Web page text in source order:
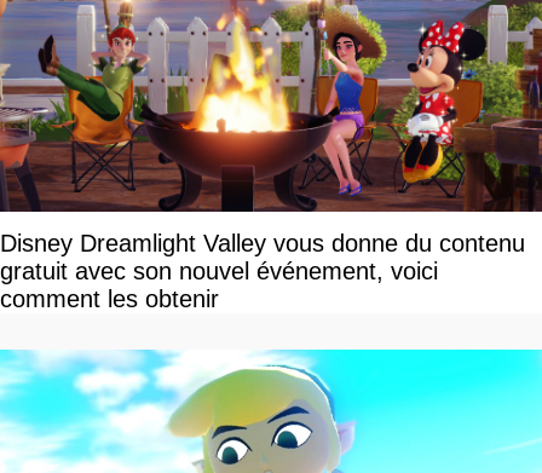
Disney Dreamlight Valley vous donne du contenu
gratuit avec son nouvel événement, voici
comment les obtenir